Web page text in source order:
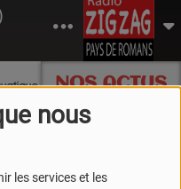
nous
les services et les
NOS ACTUS
du Sud Drôme !